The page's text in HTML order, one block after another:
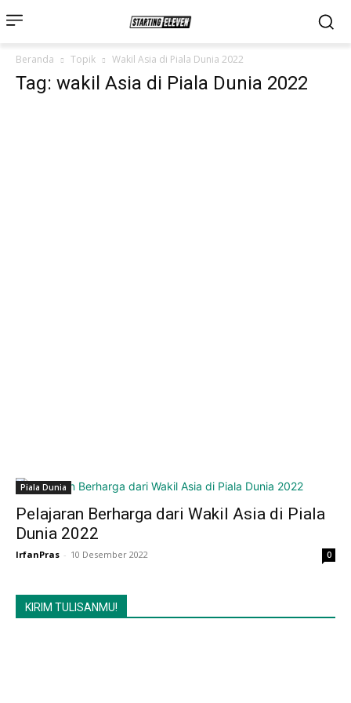
Beranda Topik Wakil Asia di Piala Dunia 2022
Tag: wakil Asia di Piala Dunia 2022
Piala Dunia
Pelajaran Berharga dari Wakil Asia di Piala
Dunia 2022
IrfanPras - 10 Desember 2022 0
KIRIM TULISANMU!